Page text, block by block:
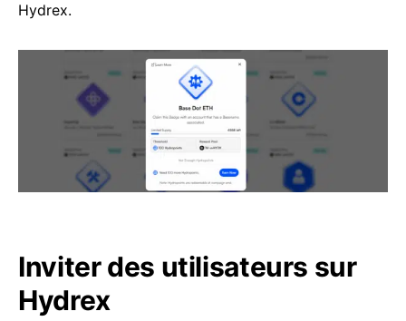
Hydrex.
Inviter des utilisateurs sur
Hydrex